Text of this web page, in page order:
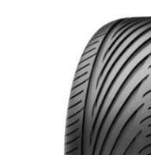
ROULAGE À PLAT